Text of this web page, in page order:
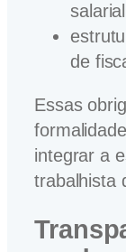
salarial
de
Essas
integrar a
trabalhista